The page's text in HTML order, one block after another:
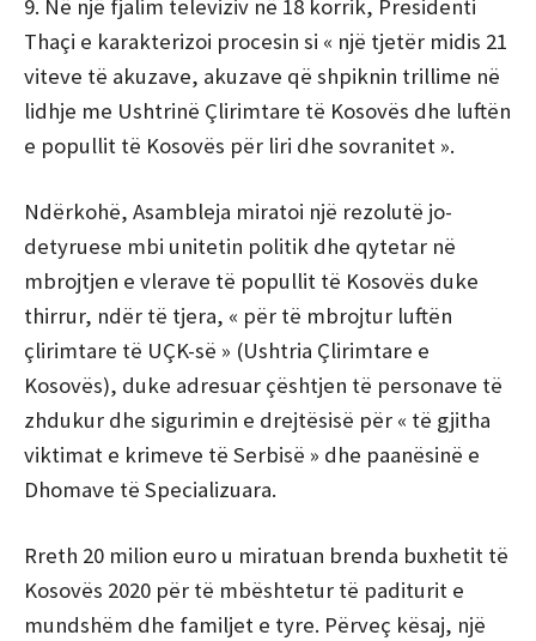
9. Në një fjalim televiziv në 18 korrik, Presidenti
Thaçi e karakterizoi procesin si « një tjetër midis 21
viteve të akuzave, akuzave që shpiknin trillime në
lidhje me Ushtrinë Çlirimtare të Kosovës dhe luftën
e popullit të Kosovës për liri dhe sovranitet ».
Ndërkohë, Asambleja miratoi një rezolutë jo-
detyruese mbi unitetin politik dhe qytetar në
mbrojtjen e vlerave të popullit të Kosovës duke
thirrur, ndër të tjera, « për të mbrojtur luftën
çlirimtare të UÇK-së » (Ushtria Çlirimtare e
Kosovës), duke adresuar çështjen të personave të
zhdukur dhe sigurimin e drejtësisë për « të gjitha
viktimat e krimeve të Serbisë » dhe paanësinë e
Dhomave të Specializuara.
Rreth 20 milion euro u miratuan brenda buxhetit të
Kosovës 2020 për të mbështetur të paditurit e
mundshëm dhe familjet e tyre. Përveç kësaj, një